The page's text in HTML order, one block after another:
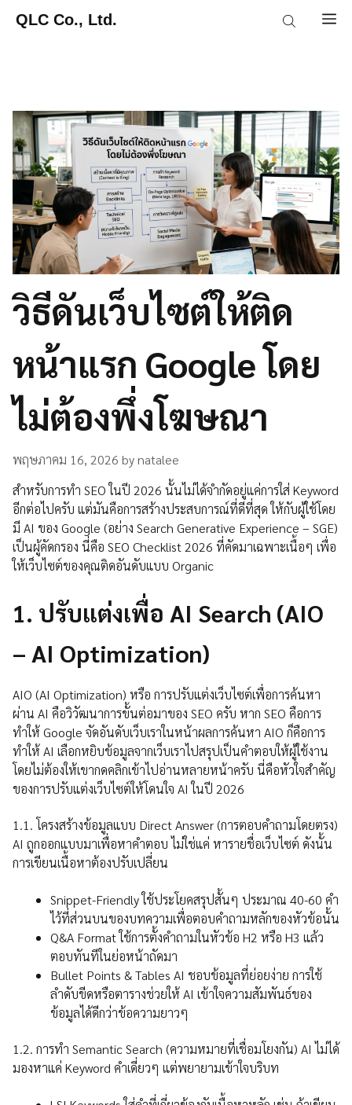
QLC Co., Ltd.
วิธีดันเว็บไซต์ให้ติด
หน้าแรก Google โดย
ไม่ต้องพึ่งโฆษณา
พฤษภาคม 16, 2026 bynatalee
สำหรับการทำ SEO ในปี 2026 นั้นไม่ได้จำกัดอยู่แค่การใส่ Keyword
อีกต่อไปครับ แต่มันคือการสร้างประสบการณ์ที่ดีที่สุด ให้กับผู้ใช้โดย
มี AI ของ Google (อย่าง Search Generative Experience – SGE)
เป็นผู้คัดกรอง นี่คือ SEO Checklist 2026 ที่คัดมาเฉพาะเนื้อๆ เพื่อ
ให้เว็บไซต์ของคุณติดอันดับแบบ Organic
1. ปรับแต่งเพื่อ AI Search (AIO
– AI Optimization)
AIO (AI Optimization) หรือ การปรับแต่งเว็บไซต์เพื่อการค้นหา
ผ่าน AI คือวิวัฒนาการขั้นต่อมาของ SEO ครับ หาก SEO คือการ
ทำให้ Google จัดอันดับเว็บเราในหน้าผลการค้นหา AIO ก็คือการ
ทำให้ AI เลือกหยิบข้อมูลจากเว็บเราไปสรุปเป็นคำตอบให้ผู้ใช้งาน
โดยไม่ต้องให้เขากดคลิกเข้าไปอ่านหลายหน้าครับ นี่คือหัวใจสำคัญ
ของการปรับแต่งเว็บไซต์ให้โดนใจ AI ในปี 2026
1.1. โครงสร้างข้อมูลแบบ Direct Answer (การตอบคำถามโดยตรง)
AI ถูกออกแบบมาเพื่อหาคำตอบ ไม่ใช่แค่ หารายชื่อเว็บไซต์ ดังนั้น
การเขียนเนื้อหาต้องปรับเปลี่ยน
Snippet-Friendly ใช้ประโยคสรุปสั้นๆ ประมาณ 40-60 คำ
ไว้ที่ส่วนบนของบทความเพื่อตอบคำถามหลักของหัวข้อนั้น
Q&A Format ใช้การตั้งคำถามในหัวข้อ H2 หรือ H3 แล้ว
ตอบทันทีในย่อหน้าถัดมา
Bullet Points & Tables AI ชอบข้อมูลที่ย่อยง่าย การใช้
ลำดับขีดหรือตารางช่วยให้ AI เข้าใจความสัมพันธ์ของ
ข้อมูลได้ดีกว่าข้อความยาวๆ
1.2. การทำ Semantic Search (ความหมายที่เชื่อมโยงกัน) AI ไม่ได้
มองหาแค่ Keyword คำเดี่ยวๆ แต่พยายามเข้าใจบริบท